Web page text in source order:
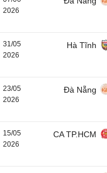
2026
31/05
2026
Hà Tĩnh
23/05
2026
Đà Nẵng
15/05
2026
CA TP.HCM